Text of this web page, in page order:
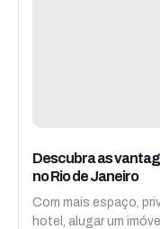
Descubra as
no Rio de Janeiro
Com mais espaço,
hotel, alugar um